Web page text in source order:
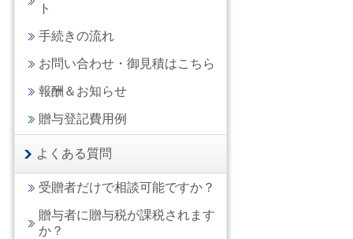
ト
手続きの流れ
お問い合わせ・御見積はこちら
報酬＆お知らせ
贈与登記費用例
よくある質問
受贈者だけで相談可能ですか？
贈与者に贈与税が課税されます
か？